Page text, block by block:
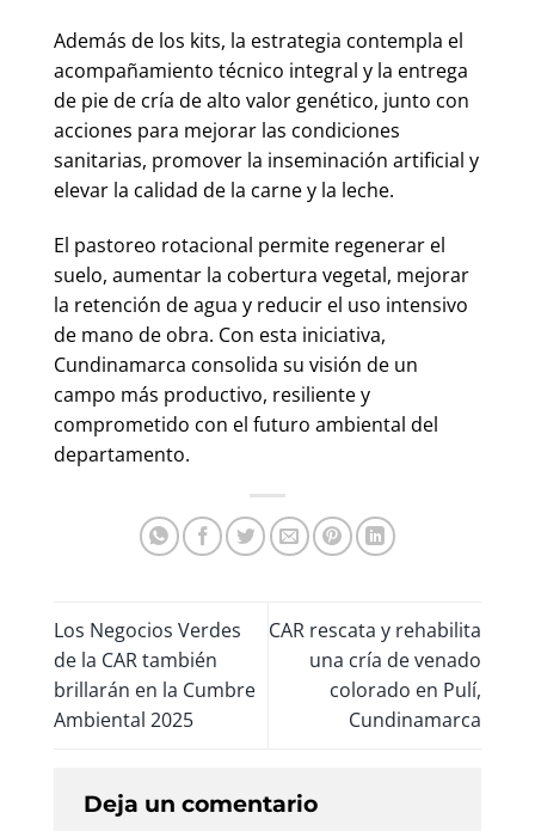
Además de los kits, la estrategia contempla el
acompañamiento técnico integral y la entrega
de pie de cría de alto valor genético, junto con
acciones para mejorar las condiciones
sanitarias, promover la inseminación artificial y
elevar la calidad de la carne y la leche.
El pastoreo rotacional permite regenerar el
suelo, aumentar la cobertura vegetal, mejorar
la retención de agua y reducir el uso intensivo
de mano de obra. Con esta iniciativa,
Cundinamarca consolida su visión de un
campo más productivo, resiliente y
comprometido con el futuro ambiental del
departamento.
Los Negocios Verdes
de la CAR también
brillarán en la Cumbre
Ambiental 2025
CAR rescata y rehabilita
una cría de venado
colorado en Pulí,
Cundinamarca
Deja un comentario